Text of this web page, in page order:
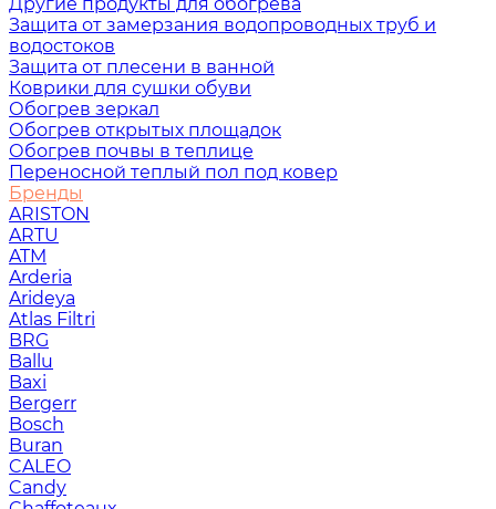
Защита от замерзания водопроводных труб и
водостоков
Защита от плесени в ванной
Коврики для сушки обуви
Обогрев зеркал
Обогрев открытых площадок
Обогрев почвы в теплице
Переносной теплый пол под ковер
Бренды
ARISTON
ARTU
ATM
Arderia
Arideya
Atlas Filtri
BRG
Ballu
Baxi
Bergerr
Bosch
Buran
CALEO
Candy